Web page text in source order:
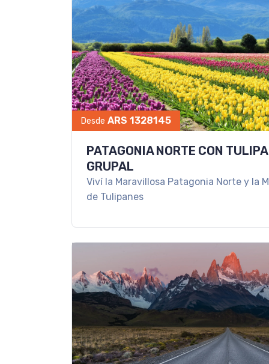
Desde ARS 1328145
PATAGONIA NORTE CON
GRUPAL
Viví la Maravillosa Patagonia Norte y la
de Tulipanes